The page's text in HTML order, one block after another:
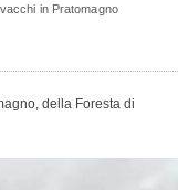
in Pratomagno
della Foresta di